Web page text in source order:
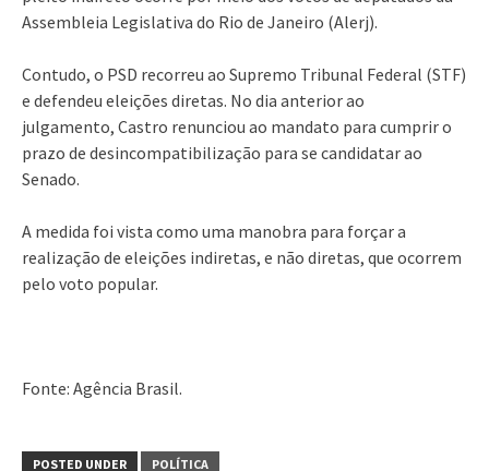
Assembleia Legislativa do Rio de Janeiro (Alerj).
Contudo, o PSD recorreu ao Supremo Tribunal Federal (STF)
e defendeu eleições diretas. No dia anterior ao
julgamento, Castro renunciou ao mandato para cumprir o
prazo de desincompatibilização para se candidatar ao
Senado.
A medida foi vista como uma manobra para forçar a
realização de eleições indiretas, e não diretas, que ocorrem
pelo voto popular.
Fonte: Agência Brasil.
POSTED UNDER
POLÍTICA